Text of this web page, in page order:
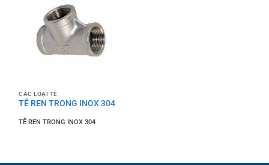
CÁC LOẠI TÊ
TÊ REN TRONG INOX 304
TÊ REN TRONG INOX 304